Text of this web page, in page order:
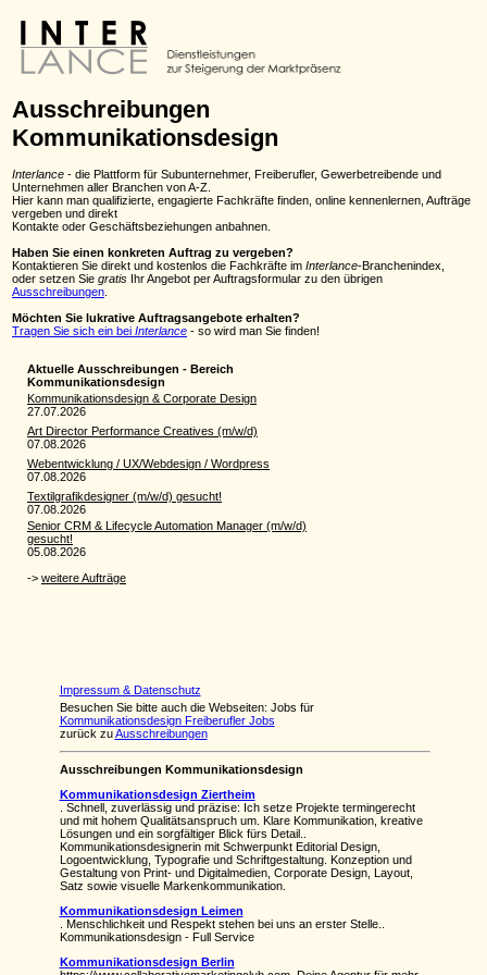
Ausschreibungen
Kommunikationsdesign
Interlance - die Plattform für Subunternehmer, Freiberufler, Gewerbetreibende und
Unternehmen aller Branchen von A-Z.
Hier kann man qualifizierte, engagierte Fachkräfte finden, online kennenlernen, Aufträge
vergeben und direkt
Kontakte oder Geschäftsbeziehungen anbahnen.
Haben Sie einen konkreten Auftrag zu vergeben?
Kontaktieren Sie direkt und kostenlos die Fachkräfte im Interlance-Branchenindex,
oder setzen Sie gratis Ihr Angebot per Auftragsformular zu den übrigen
Ausschreibungen.
Möchten Sie lukrative Auftragsangebote erhalten?
Tragen Sie sich ein bei Interlance - so wird man Sie finden!
Impressum & Datenschutz
Besuchen Sie bitte auch die Webseiten: Jobs für
Kommunikationsdesign Freiberufler Jobs
zurück zuAusschreibungen
Ausschreibungen Kommunikationsdesign
Kommunikationsdesign Ziertheim
. Schnell, zuverlässig und präzise: Ich setze Projekte termingerecht
und mit hohem Qualitätsanspruch um. Klare Kommunikation, kreative
Lösungen und ein sorgfältiger Blick fürs Detail..
Kommunikationsdesignerin mit Schwerpunkt Editorial Design,
Logoentwicklung, Typografie und Schriftgestaltung. Konzeption und
Gestaltung von Print- und Digitalmedien, Corporate Design, Layout,
Satz sowie visuelle Markenkommunikation.
Kommunikationsdesign Leimen
. Menschlichkeit und Respekt stehen bei uns an erster Stelle..
Kommunikationsdesign - Full Service
Kommunikationsdesign Berlin